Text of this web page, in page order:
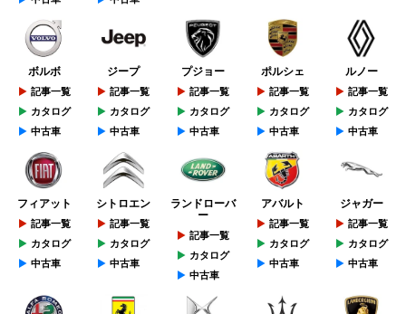
ボルボ
記事一覧
カタログ
中古車
ジープ
記事一覧
カタログ
中古車
プジョー
記事一覧
カタログ
中古車
ポルシェ
記事一覧
カタログ
中古車
ルノー
記事一覧
カタログ
中古車
フィアット
記事一覧
カタログ
中古車
シトロエン
記事一覧
カタログ
中古車
ランドローバ
ー
記事一覧
カタログ
中古車
アバルト
記事一覧
カタログ
中古車
ジャガー
記事一覧
カタログ
中古車